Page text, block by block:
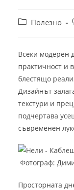
Полезно
Всеки модерен
практичност и
блестящо
Дизайнът
текстури и
подчертава
съвременен
Фотограф:
Просторната